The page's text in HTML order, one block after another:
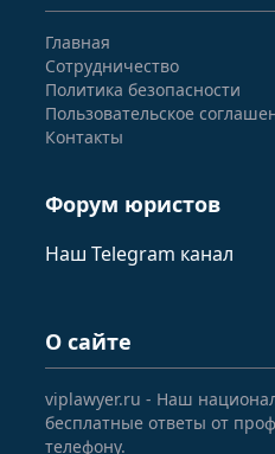
Главная
Сотрудничество
Политика безопасности
Пользовательское
Контакты
Форум юристов
Наш Telegram канал
О сайте
viplawyer.ru - Наш
бесплатные ответы от
телефону.